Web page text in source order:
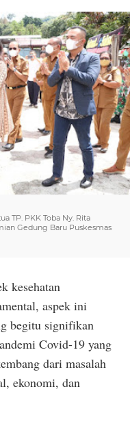
TP. PKK Toba Ny. Rita
Gedung Baru Puskesmas
kesehatan
aspek ini
begitu signifikan
Covid-19 yang
dari masalah
ekonomi, dan